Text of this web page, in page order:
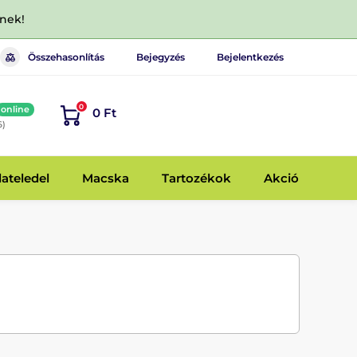
Összehasonlítás Bejegyzés Bejelentkezés
online
0 0 Ft
Macska Tartozékok Akció